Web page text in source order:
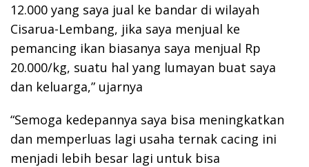
12.000 yang saya jual ke bandar di wilayah
Cisarua-Lembang, jika saya menjual ke
pemancing ikan biasanya saya menjual Rp
20.000/kg, suatu hal yang lumayan buat saya
dan keluarga,” ujarnya
“Semoga kedepannya saya bisa meningkatkan
dan memperluas lagi usaha ternak cacing ini
menjadi lebih besar lagi untuk bisa